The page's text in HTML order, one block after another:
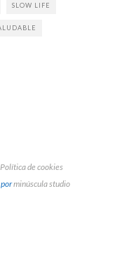
SLOW LIFE
Política de cookies
minúscula studio